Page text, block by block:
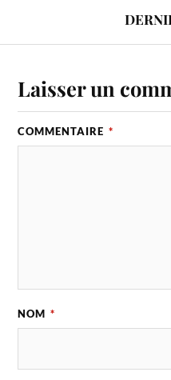
Laisser un
COMMENTAIRE *
NOM *